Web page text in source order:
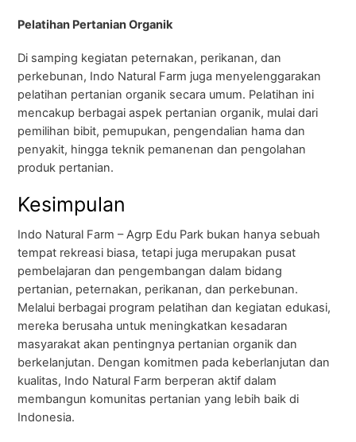
Pelatihan Pertanian Organik
Di samping kegiatan peternakan, perikanan, dan
perkebunan, Indo Natural Farm juga menyelenggarakan
pelatihan pertanian organik secara umum. Pelatihan ini
mencakup berbagai aspek pertanian organik, mulai dari
pemilihan bibit, pemupukan, pengendalian hama dan
penyakit, hingga teknik pemanenan dan pengolahan
produk pertanian.
Kesimpulan
Indo Natural Farm – Agrp Edu Park bukan hanya sebuah
tempat rekreasi biasa, tetapi juga merupakan pusat
pembelajaran dan pengembangan dalam bidang
pertanian, peternakan, perikanan, dan perkebunan.
Melalui berbagai program pelatihan dan kegiatan edukasi,
mereka berusaha untuk meningkatkan kesadaran
masyarakat akan pentingnya pertanian organik dan
berkelanjutan. Dengan komitmen pada keberlanjutan dan
kualitas, Indo Natural Farm berperan aktif dalam
membangun komunitas pertanian yang lebih baik di
Indonesia.